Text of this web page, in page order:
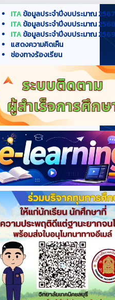
ITAข้อมูลประจำปีงบประมาณ 2567
ITAข้อมูลประจำปีงบประมาณ 2568
ITAข้อมูลประจำปีงบประมาณ 2569
แสดงความคิดเห็น
ช่องทางร้องเรียน